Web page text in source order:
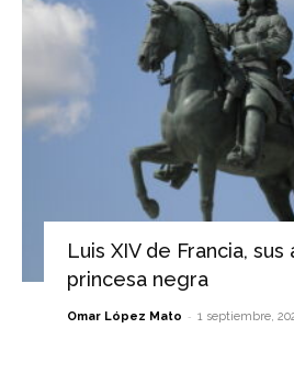
Luis XIV de Francia,
princesa negra
Omar López Mato - 1 septiembre,